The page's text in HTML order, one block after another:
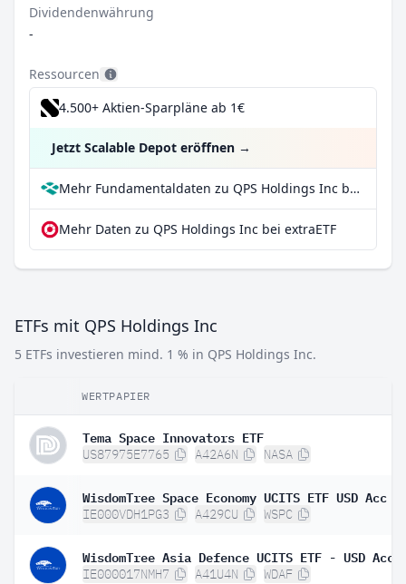
Dividendenwährung
-
Ressourcen
4.500+ Aktien-Sparpläne ab 1€
Jetzt Scalable Depot eröffnen →
Mehr Fundamentaldaten zu QPS Holdings Inc bei Parqet
Mehr Daten zu QPS Holdings Inc bei extraETF
ETFs mit QPS Holdings Inc
5 ETFs investieren mind. 1 % in QPS Holdings Inc.
WERTPAPIER
Tema Space Innovators ETF
US87975E7765 A42A6N NASA
WisdomTree Space Economy UCITS ETF USD Acc
IE000VDH1PG3 A429CU WSPC
WisdomTree Asia Defence UCITS ETF - USD Acc
IE000017NMH7 A41U4N WDAF